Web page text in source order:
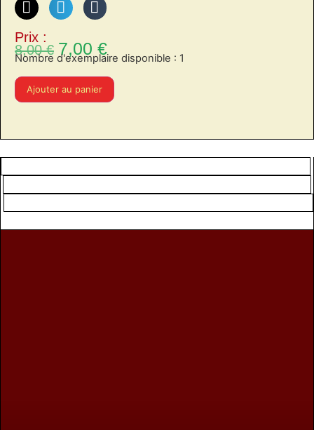
Prix :
8,00€ 7,00 €
Nombre d'exemplaire disponible : 1
Ajouter au panier